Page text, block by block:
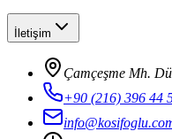
İletişim
Çamçeşme Mh.
+90 (216) 396 44